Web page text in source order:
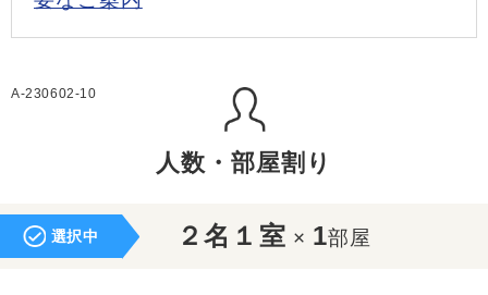
A-230602-10
人数・部屋割り
選択中 ２名１室 × 1部屋